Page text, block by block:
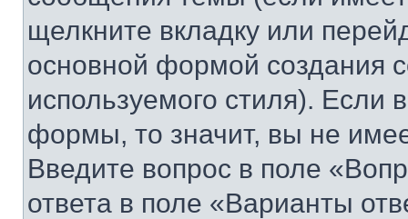
щелкните вкладку или
основной формой создания
используемого стиля). Если
формы, то значит, вы не
Введите вопрос в поле
ответа в поле «Варианты